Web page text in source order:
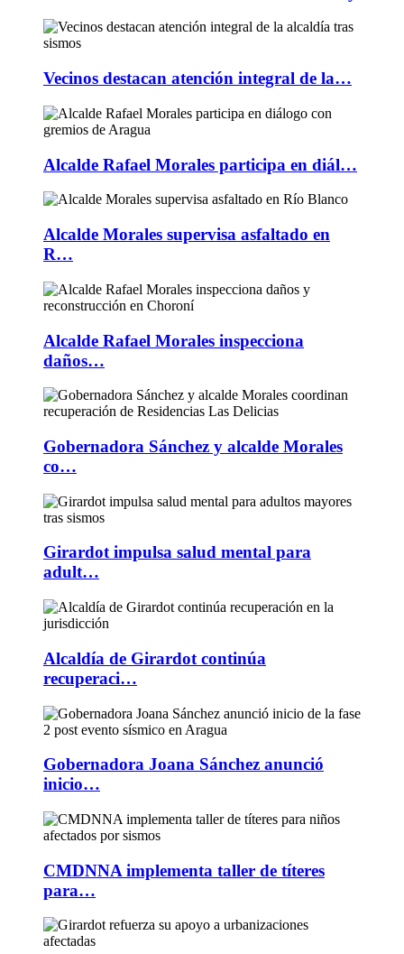
Vecinos destacan atención integral de la…
Alcalde Rafael Morales participa en diál…
Alcalde Morales supervisa asfaltado en
R…
Alcalde Rafael Morales inspecciona
daños…
Gobernadora Sánchez y alcalde Morales
co…
Girardot impulsa salud mental para
adult…
Alcaldía de Girardot continúa
recuperaci…
Gobernadora Joana Sánchez anunció
inicio…
CMDNNA implementa taller de títeres
para…